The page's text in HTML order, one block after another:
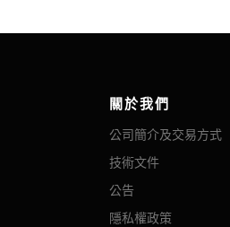
關於我們
公司簡介及交易方式
技術文件
公告
隱私權政策